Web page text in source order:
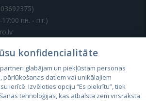
17:00 пн. - пт.)
konfidencialitāte
partneri glabājam un piekļūstam personas
pārlūkošanas datiem vai unikālajiem
ierīcē. Izvēloties opciju “Es piekrītu”, tiek
tehnoloģijas, kas atbalsta zem virsraksta